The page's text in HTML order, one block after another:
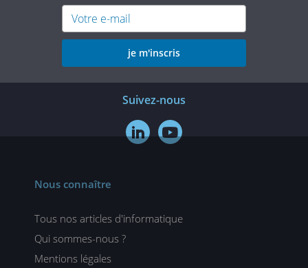
je m'inscris
Suivez-nous
 
Nous connaître
Tous nos articles d'informatique
Qui sommes-nous ?
Mentions légales